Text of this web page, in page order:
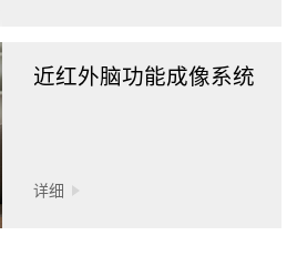
近红外脑功能成像系统
详细